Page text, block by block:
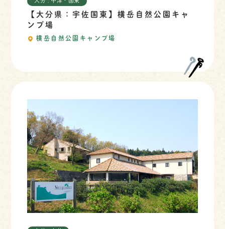
大分 : 中津・国東
【大分県：宇佐国東】横岳自然公園キャ
ンプ場
横岳自然公園キャンプ場